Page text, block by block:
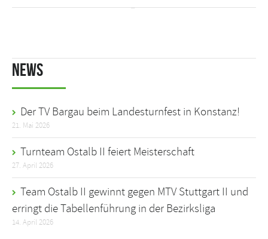
News
Der TV Bargau beim Landesturnfest in Konstanz!
21. Mai 2026
Turnteam Ostalb II feiert Meisterschaft
27. April 2026
Team Ostalb II gewinnt gegen MTV Stuttgart II und
erringt die Tabellenführung in der Bezirksliga
14. April 2026